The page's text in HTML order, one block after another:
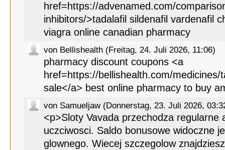
href=https://advenamed.com/
inhibitors/>tadalafil sildenafil vardenafil
viagra online canadian pharmacy
von Bellishealth (Freitag, 24. Juli 2026, 11:06)
pharmacy discount coupons <a
href=https://bellishealth.com/medicines/
sale</a> best online pharmacy to buy
von Samueljaw (Donnerstag, 23. Juli 2026,
<p>Sloty Vavada przechodza regularne
uczciwosci. Saldo bonusowe widoczne
glownego. Wiecej szczegolow